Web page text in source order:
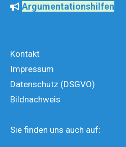
Argumentationshilfen
Kontakt
Impressum
Datenschutz (DSGVO)
Bildnachweis
Sie finden uns auch auf: